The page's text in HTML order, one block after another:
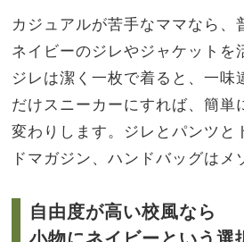
カジュアルが苦手なママなら、
ネイビーのジレやジャケットを
ジレは潔く一枚で着ると、一味
だけスニーカーにすれば、簡単
変わりします。ジレとパンツと
ドマガジン、ハンドバッグはメ
自由度が高い校風なら